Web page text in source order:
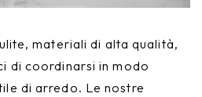
materiali di alta qualità,
di coordinarsi in modo
di arredo. Le nostre